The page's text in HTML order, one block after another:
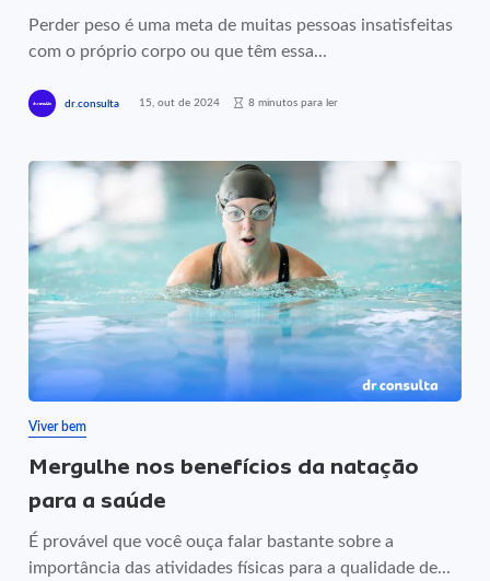
Perder peso é uma meta de muitas pessoas insatisfeitas
com o próprio corpo ou que têm essa...
dr.consulta 15, out de 2024 8 minutos para ler
Viver bem
Mergulhe nos benefícios da natação
para a saúde
É provável que você ouça falar bastante sobre a
importância das atividades físicas para a qualidade de...